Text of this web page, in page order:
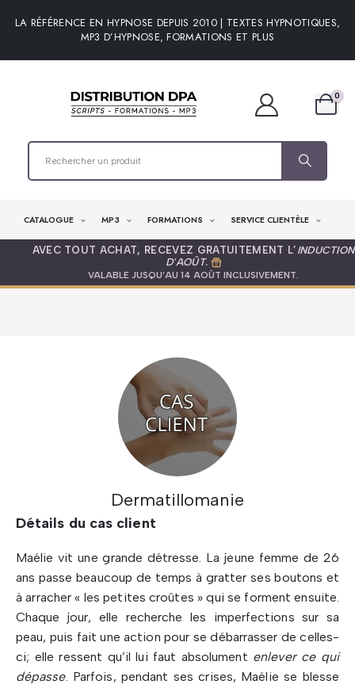
LA RÉFÉRENCE EN HYPNOSE DEPUIS 2010 | TEXTES HYPNOTIQUES,
MP3 D’HYPNOSE, FORMATIONS ET PLUS
0
CATALOGUE MP3 FORMATIONS SERVICE CLIENTÈLE
AVEC TOUT ACHAT, RECEVEZ GRATUITEMENT L’ INDUCTION
D'AOÛT.
VALABLE JUSQU’AU 14 AOÛT INCLUSIVEMENT.
Dermatillomanie
Détails du cas client
Maélie vit une grande détresse. La jeune femme de 26
ans passe beaucoup de temps à gratter ses boutons et
à arracher « les petites croûtes » qui se forment ensuite.
Chaque jour, elle recherche les imperfections sur sa
peau, puis fait une action pour se débarrasser de celles-
ci; elle ressent qu’il lui faut absolument enlever ce qui
dépasse. Parfois, pendant ses crises, Maélie se blesse